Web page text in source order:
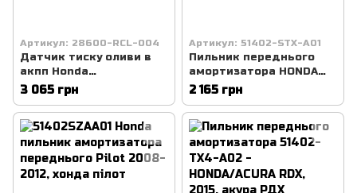
Артикул: 28600-RCL-004
Датчик тиску оливи в
акпп Honda
(28600RCL004) | Клапан
тиску масла КПП
3 065 грн
Артикул: 51402-STX-A01
Пильник переднього
амортизатора HONDA
(51402-STX-A01) Acura
MDX, мдх акура
2 165 грн